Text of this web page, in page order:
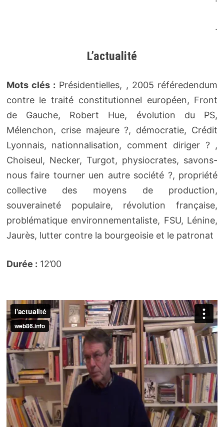
.
L’actualité
Mots clés : Présidentielles, , 2005 référedendum
contre le traité constitutionnel européen, Front
de Gauche, Robert Hue, évolution du PS,
Mélenchon, crise majeure ?, démocratie, Crédit
Lyonnais, nationnalisation, comment diriger ? ,
Choiseul, Necker, Turgot, physiocrates, savons-
nous faire tourner uen autre société ?, propriété
collective des moyens de production,
souveraineté populaire, révolution française,
problématique environnementaliste, FSU, Lénine,
Jaurès, lutter contre la bourgeoisie et le patronat
Durée : 12’00